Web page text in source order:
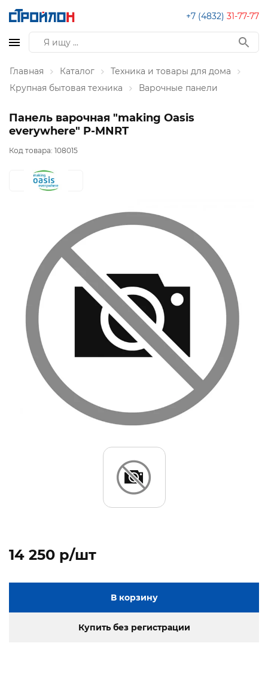
+7 (4832) 31-77-77
Главная Каталог
Техника и товары для дома
Крупная бытовая техника
Варочные панели
Панель варочная "making Oasis
everywhere" P-MNRT
Код товара: 108015
14 250 p/шт
В корзину
Купить без регистрации